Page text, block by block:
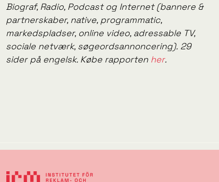
Biograf, Radio, Podcast og Internet (bannere &
partnerskaber, native, programmatic,
markedspladser, online video, adressable TV,
sociale netværk, søgeordsannoncering). 29
sider på engelsk. Købe rapporten her.